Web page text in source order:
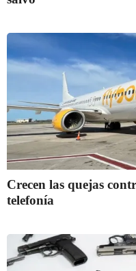
Crecen las quejas
telefonía